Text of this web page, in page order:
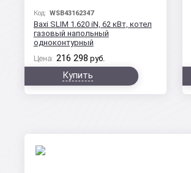
Код: WSB43162347
Baxi SLIM 1.620 iN, 62 кВт, котел
газовый напольный
одноконтурный
Цена: 216 298 руб.
Купить